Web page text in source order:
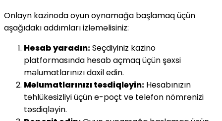
Onlayn kazinoda oyun oynamağa başlamaq üçün
aşağıdakı addımları izləməlisiniz:
Hesab yaradın:Seçdiyiniz kazino
platformasında hesab açmaq üçün şəxsi
məlumatlarınızı daxil edin.
Məlumatlarınızı təsdiqləyin: Hesabınızın
təhlükəsizliyi üçün e-poçt və telefon nömrənizi
təsdiqləyin.